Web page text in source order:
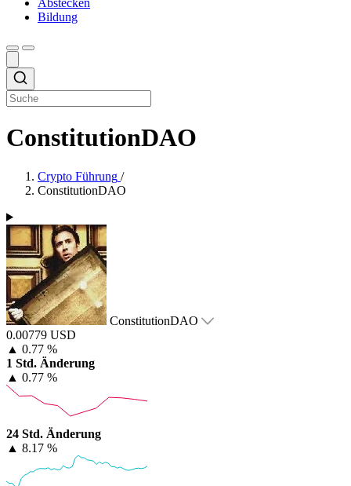
Abstecken
Bildung
ConstitutionDAO
Crypto Führung /
ConstitutionDAO
ConstitutionDAO
0.00779 USD
▲ 0.77 %
1 Std. Änderung
▲ 0.77 %
24 Std. Änderung
▲ 8.17 %